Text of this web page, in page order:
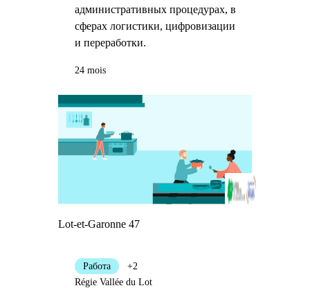
административных процедурах, в
сферах логистики, цифровизации
и переработки.
24 mois
Lot-et-Garonne 47
Работа
+2
Régie Vallée du Lot